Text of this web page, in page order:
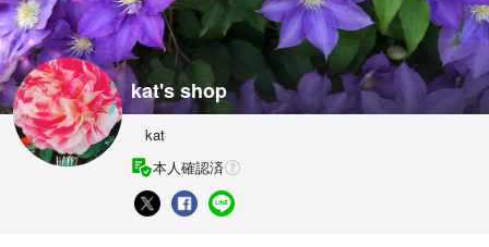
kat's shop
kat
本人確認済